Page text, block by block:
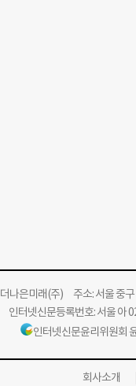
더나은미래(주)주소: 서울 중구
인터넷신문등록번호: 서울
인터넷신문윤리위원회
회사소개